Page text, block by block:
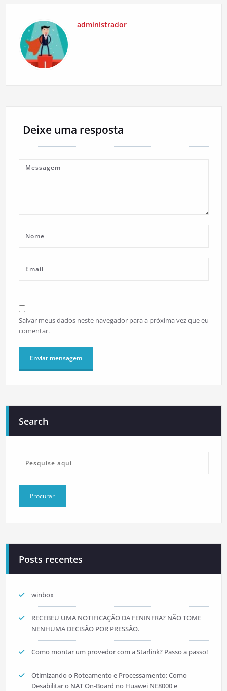
administrador
Deixe uma resposta
Salvar meus dados neste navegador para a próxima vez que eu
comentar.
Search
Posts recentes
winbox
RECEBEU UMA NOTIFICAÇÃO DA FENINFRA? NÃO TOME
NENHUMA DECISÃO POR PRESSÃO.
Como montar um provedor com a Starlink? Passo a passo!
Otimizando o Roteamento e Processamento: Como
Desabilitar o NAT On-Board no Huawei NE8000 e